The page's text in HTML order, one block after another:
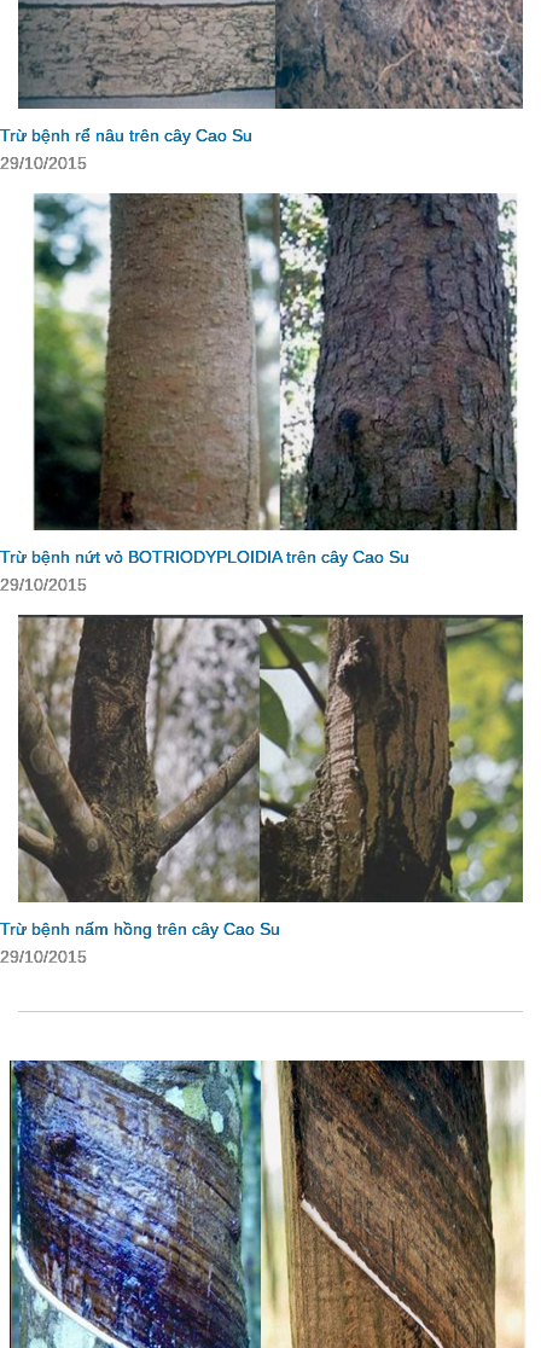
Trừ bệnh rể nâu trên cây Cao Su
29/10/2015
Trừ bệnh nứt vỏ BOTRIODYPLOIDIA trên cây Cao Su
29/10/2015
Trừ bệnh nấm hồng trên cây Cao Su
29/10/2015